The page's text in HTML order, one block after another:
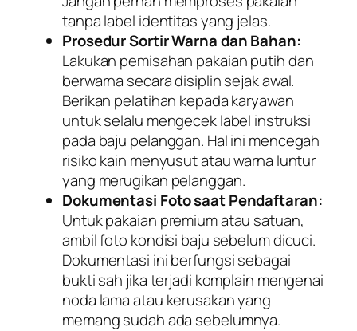
tanpa label identitas yang jelas.
Prosedur Sortir Warna dan Bahan:
Lakukan pemisahan pakaian putih dan
berwarna secara disiplin sejak awal.
Berikan pelatihan kepada karyawan
untuk selalu mengecek label instruksi
pada baju pelanggan. Hal ini mencegah
risiko kain menyusut atau warna luntur
yang merugikan pelanggan.
Dokumentasi Foto saat Pendaftaran:
Untuk pakaian premium atau satuan,
ambil foto kondisi baju sebelum dicuci.
Dokumentasi ini berfungsi sebagai
bukti sah jika terjadi komplain mengenai
noda lama atau kerusakan yang
memang sudah ada sebelumnya.